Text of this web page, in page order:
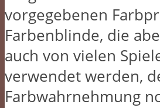
vorgegebenen
Farbenblinde, die
auch von vielen
verwendet werden,
Farbwahrnehmung